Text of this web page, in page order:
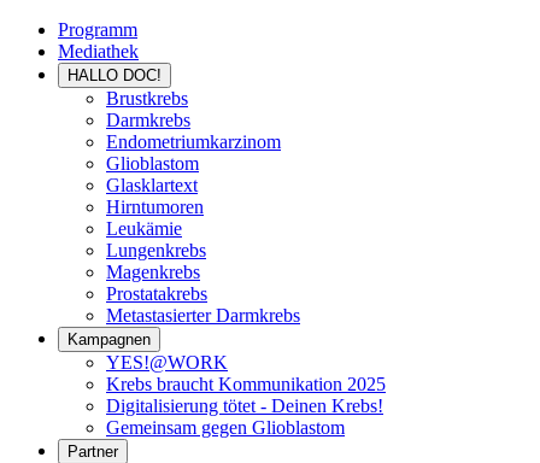
Programm
Mediathek
HALLO DOC!
Brustkrebs
Darmkrebs
Endometriumkarzinom
Glioblastom
Glasklartext
Hirntumoren
Leukämie
Lungenkrebs
Magenkrebs
Prostatakrebs
Metastasierter Darmkrebs
Kampagnen
YES!@WORK
Krebs braucht Kommunikation 2025
Digitalisierung tötet - Deinen Krebs!
Gemeinsam gegen Glioblastom
Partner